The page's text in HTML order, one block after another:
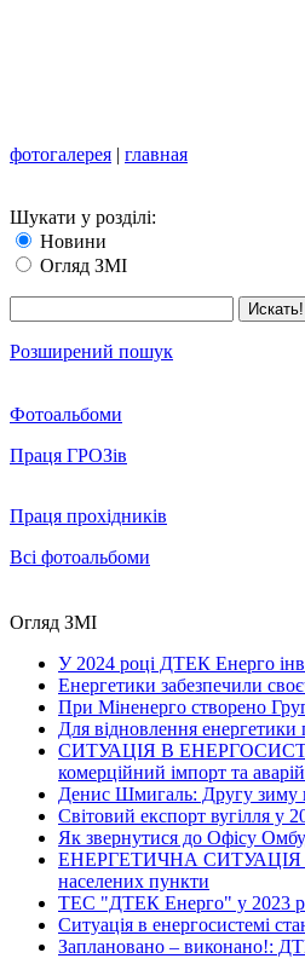
фотогалерея | главная
Шукати у розділі:
Новини
Огляд ЗМІ
Розширений пошук
Фотоальбоми
Праця ГРОЗів
Праця прохідників
Всі фотоальбоми
Огляд ЗМІ
У 2024 році ДТЕК Енерго
Енергетики забезпечили
При Міненерго створено
Для відновлення енергетики
СИТУАЦІЯ В ЕНЕРГОСИСТЕМІ
комерційний імпорт та
Денис Шмигаль: Другу зиму в
Світовий експорт вугілля у
Як звернутися до Офісу
ЕНЕРГЕТИЧНА СИТУАЦІЯ В
населених пункти
ТЕС "ДТЕК Енерго" у 2023 р.
Ситуація в енергосистемі
Заплановано – виконано!: